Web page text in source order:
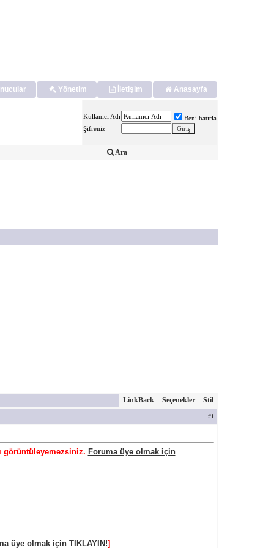
Anasayfa
İletişim
Yönetim
Kullanıcı Adı
Beni hatırla
Şifreniz
Ara
LinkBack Seçenekler Stil
#1
görüntüleyemezsiniz. Foruma üye olmak için
üye olmak için TIKLAYIN!]